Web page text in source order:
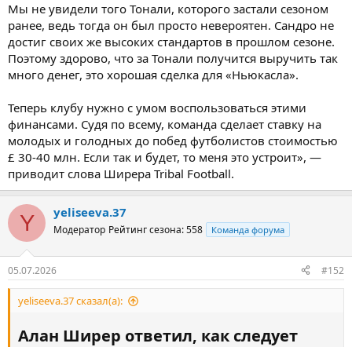
Мы не увидели того Тонали, которого застали сезоном
ранее, ведь тогда он был просто невероятен. Сандро не
достиг своих же высоких стандартов в прошлом сезоне.
Поэтому здорово, что за Тонали получится выручить так
много денег, это хорошая сделка для «Ньюкасла».
Теперь клубу нужно с умом воспользоваться этими
финансами. Судя по всему, команда сделает ставку на
молодых и голодных до побед футболистов стоимостью
£ 30-40 млн. Если так и будет, то меня это устроит», —
приводит слова Ширера Tribal Football.
Y yeliseeva.37
Модератор Рейтинг сезона: 558 Команда форума
05.07.2026 #152
yeliseeva.37 сказал(а):
Алан Ширер ответил, как следует